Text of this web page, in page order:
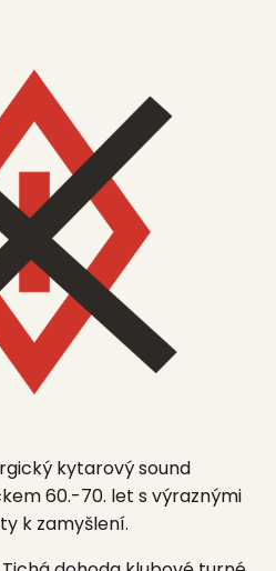
kytarový sound
60.-70. let s výraznými
k zamyšlení.